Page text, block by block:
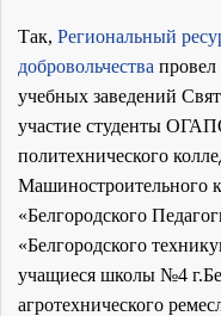
Так, Региональный
добровольчества
учебных заведений
участие студенты
политехнического
«Белгородского
«Белгородского
учащиеся школы №4
агротехнического